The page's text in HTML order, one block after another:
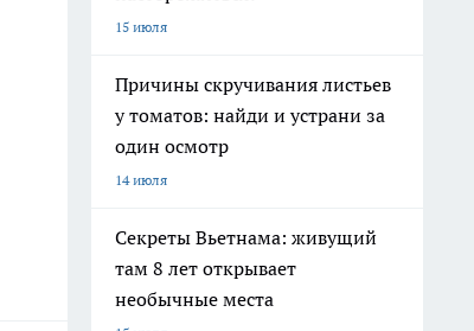
15 июля
Причины скручивания листьев
у томатов: найди и устрани за
один осмотр
14 июля
Секреты Вьетнама: живущий
там 8 лет открывает
необычные места